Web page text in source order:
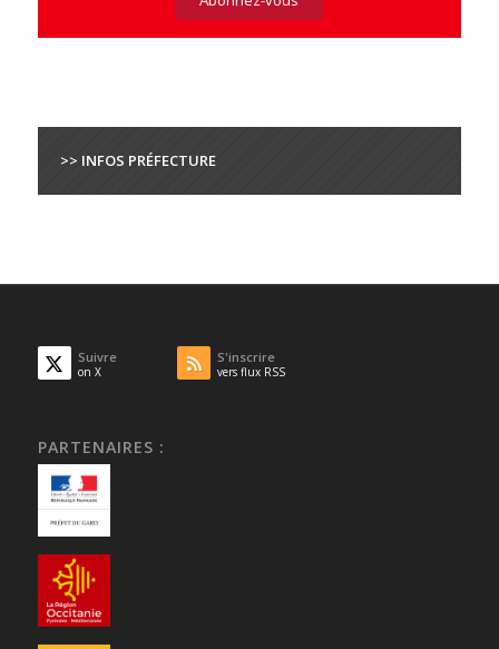
>> INFOS PRÉFECTURE
Suivre
on X
S'inscrire
vers flux RSS
PARTENAIRES :